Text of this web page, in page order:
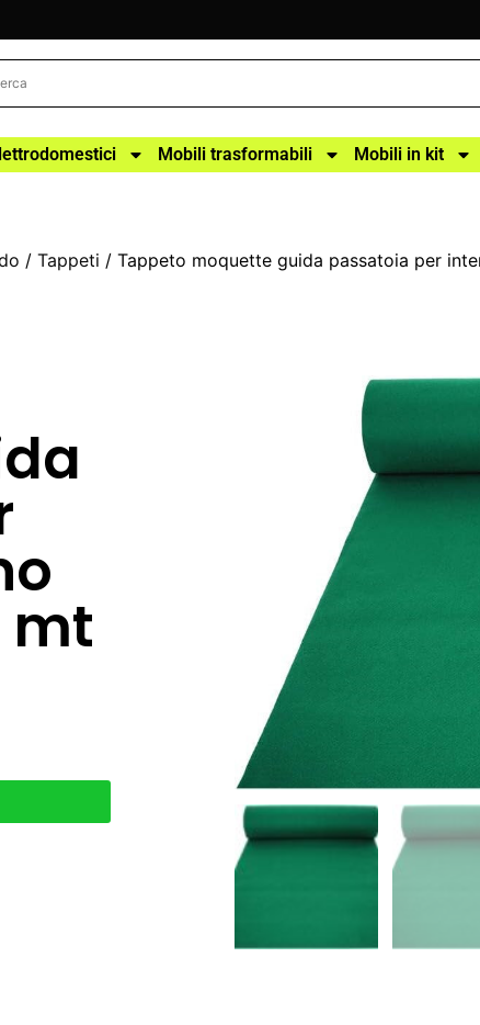
Mobili trasformabili Mobili in kit
/Tappeti / Tappeto moquette guida passatoia per
mt